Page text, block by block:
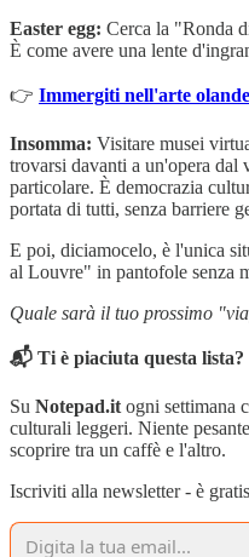
Easter egg: Cerca la "Ronda
È come avere una lente
👉 Immergiti nell'arte
Insomma: Visitare musei
trovarsi davanti a un'opera dal
particolare. È democrazia
portata di tutti, senza barriere
E poi, diciamocelo, è l'unica
al Louvre" in pantofole senza
Quale sarà il tuo prossimo
📬 Ti è piaciuta questa lista?
Su Notepad.itogni settimana
culturali leggeri. Niente
scoprire tra un caffè e l'altro.
Iscriviti alla newsletter - è